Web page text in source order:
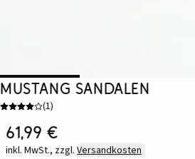
Mustang Sandalen
(1)
61,99 €
inkl. MwSt., zzgl. Versandkosten